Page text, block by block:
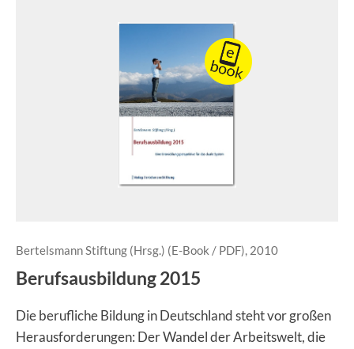
Bertelsmann Stiftung (Hrsg.) (E-Book / PDF), 2010
Berufsausbildung 2015
Die berufliche Bildung in Deutschland steht vor großen
Herausforderungen: Der Wandel der Arbeitswelt, die